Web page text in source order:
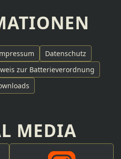
Datenschutz
zur Batterieverordnung
MEDIA